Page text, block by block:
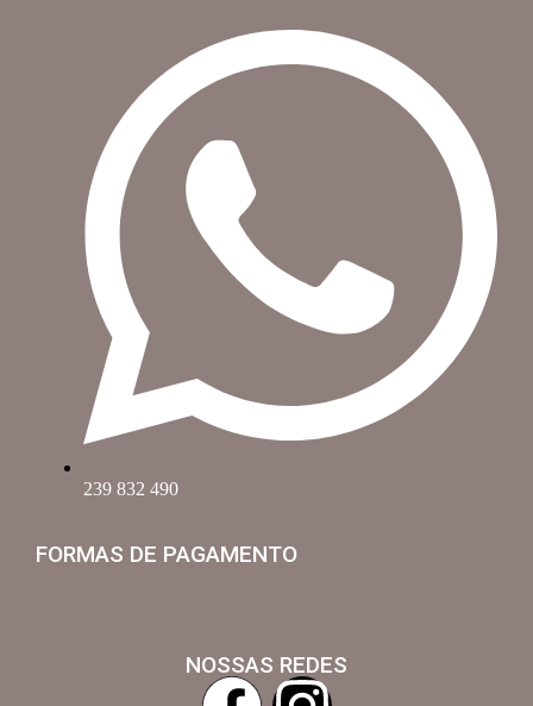
239 832 490
FORMAS DE PAGAMENTO
NOSSAS REDES